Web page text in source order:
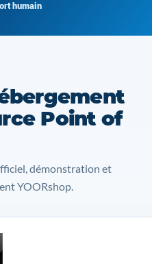
humain
Point of
démonstration et
YOORshop.